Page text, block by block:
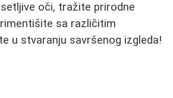
oči, tražite prirodne
sa različitim
u stvaranju savršenog izgleda!